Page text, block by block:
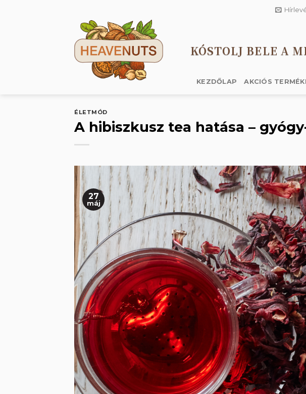
KÓSTOLJ BELE A
KEZDŐLAP AKCIÓS
ÉLETMÓD
A hibiszkusz tea hatása –
27
máj